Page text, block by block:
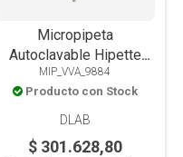
Micropipeta
Autoclavable Hipette
Colorful Volumen
Variable 2-20ul
MIP_VVA_9884
Producto con Stock
DLAB
$ 301.628,80